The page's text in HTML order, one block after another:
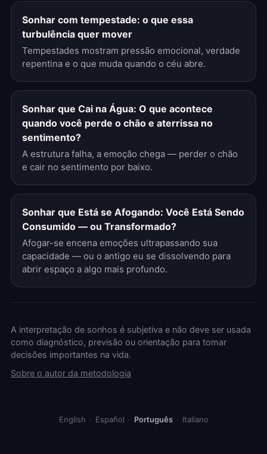
Sonhar com tempestade: o que essa
turbulência quer mover
Tempestades mostram pressão emocional, verdade
repentina e o que muda quando o céu abre.
Sonhar que Cai na Água: O que acontece
quando você perde o chão e aterrissa no
sentimento?
A estrutura falha, a emoção chega — perder o chão
e cair no sentimento por baixo.
Sonhar que Está se Afogando: Você Está Sendo
Consumido — ou Transformado?
Afogar-se encena emoções ultrapassando sua
capacidade — ou o antigo eu se dissolvendo para
abrir espaço a algo mais profundo.
A interpretação de sonhos é subjetiva e não deve ser usada
como diagnóstico, previsão ou orientação para tomar
decisões importantes na vida.
Sobre o autor da metodologia
English · Español · Português · Italiano